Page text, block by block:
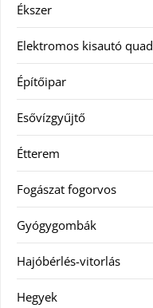
Ékszer
Elektromos kisautó quad
Építőipar
Esővízgyűjtő
Étterem
Fogászat fogorvos
Gyógygombák
Hajóbérlés-vitorlás
Hegyek